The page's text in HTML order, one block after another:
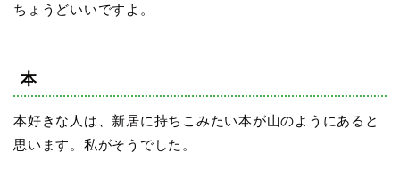
ちょうどいいですよ。
本
本好きな人は、新居に持ちこみたい本が山のようにあると
思います。私がそうでした。